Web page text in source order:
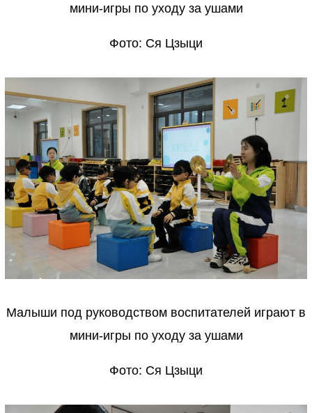
мини-игры по уходу за ушами
Фото: Ся Цзыци
Малыши под руководством воспитателей играют в
мини-игры по уходу за ушами
Фото: Ся Цзыци